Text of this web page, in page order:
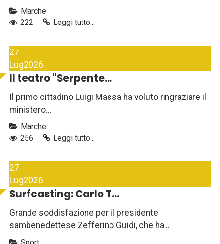
Marche
222
Leggi tutto...
27
Lug2026
Il teatro ''Serpente...
Il primo cittadino Luigi Massa ha voluto ringraziare il
ministero...
Marche
256
Leggi tutto...
27
Lug2026
Surfcasting: Carlo T...
Grande soddisfazione per il presidente
sambenedettese Zefferino Guidi, che ha...